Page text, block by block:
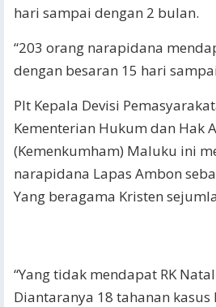
hari sampai dengan 2 bulan.
“203 orang narapidana
dengan besaran 15 hari
Plt Kepala Devisi
Kementerian Hukum dan Hak
(Kemenkumham) Maluku ini
narapidana Lapas Ambon
Yang beragama Kristen
“Yang tidak mendapat RK
Diantaranya 18 tahanan kasus